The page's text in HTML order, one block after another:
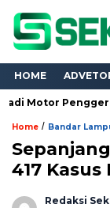
HOME
Penggerak
Home / Bandar
417
Redaksi